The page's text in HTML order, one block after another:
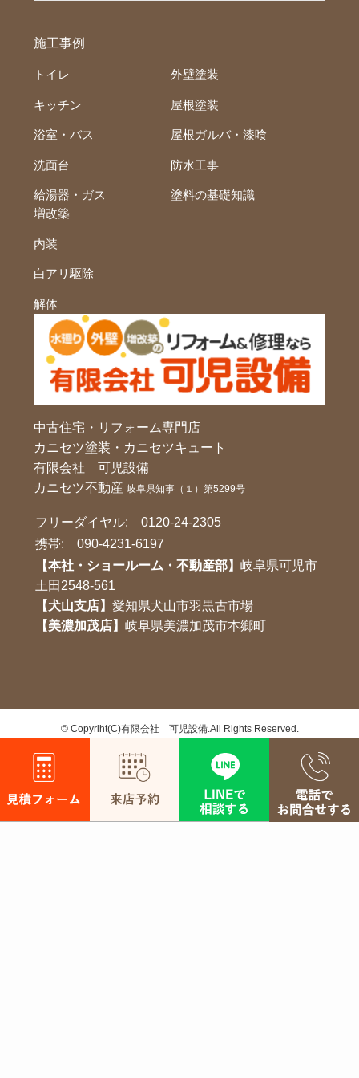
施工事例
トイレ
キッチン
浴室・バス
洗面台
給湯器・ガス
外壁塗装
屋根塗装
屋根ガルバ・漆喰
防水工事
塗料の基礎知識
増改築
内装
白アリ駆除
解体
中古住宅・リフォーム専門店
カニセツ塗装・カニセツキュート
有限会社 可児設備
カニセツ不動産岐阜県知事（１）第5299号
フリーダイヤル:0120-24-2305
携帯:090-4231-6197
【本社・ショールーム・不動産部】岐阜県可児市
土田2548-561
【犬山支店】愛知県犬山市羽黒古市場
【美濃加茂店】岐阜県美濃加茂市本鄉町
©Copyriht(C)有限会社 可児設備.All Rights Reserved.